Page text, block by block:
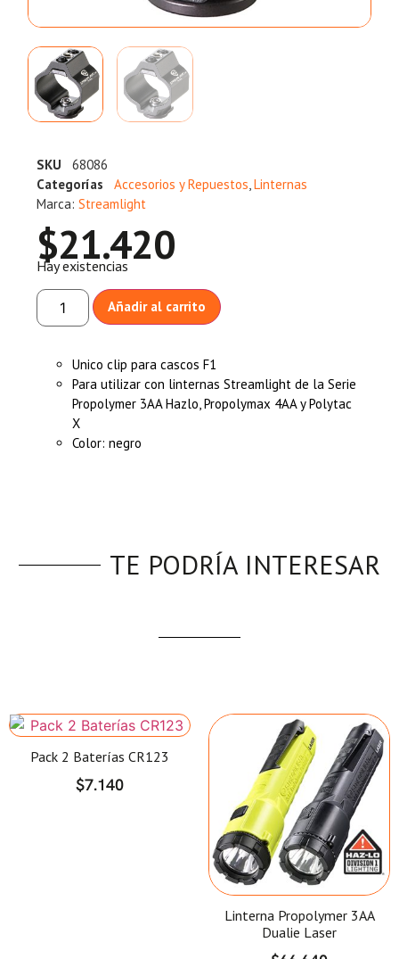
SKU
68086
Categorías
Accesorios y Repuestos,Linternas
Marca:Streamlight
$21.420
Hay existencias
Añadir al carrito
Unico clip para cascos F1
Para utilizar con linternas Streamlight de la Serie
Propolymer 3AA Hazlo, Propolymax 4AA y Polytac
X
Color: negro
TE PODRÍA INTERESAR
Pack 2 Baterías CR123
$7.140
Linterna Propolymer 3AA
Dualie Laser